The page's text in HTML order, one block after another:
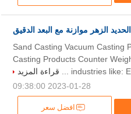
الزهر موازنة مع البعد الدقيق
افضل سعر
Sand Casting Vacuum Casting
Casting Products Counter
industries like:
قراءة المزيد
2023-01-28 09:38:00